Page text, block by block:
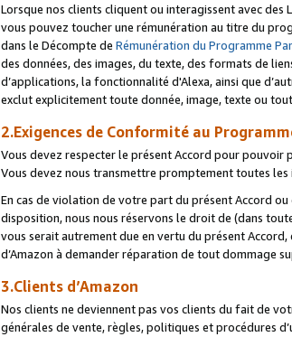
Lorsque nos clients cliquent ou interagissent avec des
vous pouvez toucher une rémunération au titre du
dans le Décompte de Rémunération du Programme
des données, des images, du texte, des formats de
d’applications, la fonctionnalité d'Alexa, ainsi que
exclut explicitement toute donnée, image, texte ou
2.Exigences de Conformité au
Vous devez respecter le présent Accord pour pouvoir
Vous devez nous transmettre promptement toutes
En cas de violation de votre part du présent Accord
disposition, nous nous réservons le droit de (dans
vous serait autrement due en vertu du présent
d’Amazon à demander réparation de tout dommage
3.Clients d’Amazon
Nos clients ne deviennent pas vos clients du fait de
générales de vente, règles, politiques et procédures